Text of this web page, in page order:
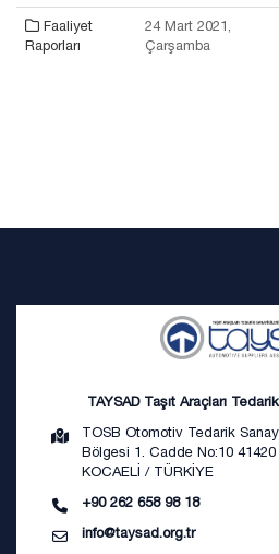
Faaliyet
Raporları
24 Mart 2021,
Çarşamba
TAYSAD Taşıt Araçları
TOSB Otomotiv Tedarik
Bölgesi 1. Cadde No:10 41420
KOCAELİ / TÜRKİYE
+90 262 658 98 18
info@taysad.org.tr